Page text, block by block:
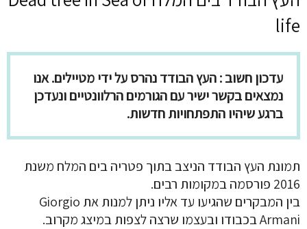
life
עדכון חשוב : העץ הבודד נהרס על ידי מטיילים. אנו
נמצאים בקשר ישיר עם הגורמים הרלוונטיים ונעדכן
ברגע שיהיו התפתחויות חדשות.
תמונת העץ הבודד הניצב בתוך פטריה בים המלח משנת
2016 פורסמה במקומות רבים.
בין המבקרים שהגיעו עד אליו ניתן למנות את Giorgio
Armani בכבודו ובעצמו שרצה לצפות במיצג מקרוב.